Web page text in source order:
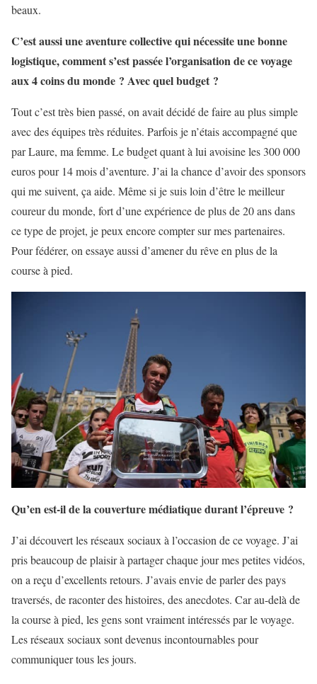
beaux.
C’est aussi une aventure collective qui nécessite une bonne
logistique, comment s’est passée l’organisation de ce voyage
aux 4 coins du monde ? Avec quel budget ?
Tout c’est très bien passé, on avait décidé de faire au plus simple
avec des équipes très réduites. Parfois je n’étais accompagné que
par Laure, ma femme. Le budget quant à lui avoisine les 300 000
euros pour 14 mois d’aventure. J’ai la chance d’avoir des sponsors
qui me suivent, ça aide. Même si je suis loin d’être le meilleur
coureur du monde, fort d’une expérience de plus de 20 ans dans
ce type de projet, je peux encore compter sur mes partenaires.
Pour fédérer, on essaye aussi d’amener du rêve en plus de la
course à pied.
Qu’en est-il de la couverture médiatique durant l’épreuve ?
J’ai découvert les réseaux sociaux à l’occasion de ce voyage. J’ai
pris beaucoup de plaisir à partager chaque jour mes petites vidéos,
on a reçu d’excellents retours. J’avais envie de parler des pays
traversés, de raconter des histoires, des anecdotes. Car au-delà de
la course à pied, les gens sont vraiment intéressés par le voyage.
Les réseaux sociaux sont devenus incontournables pour
communiquer tous les jours.